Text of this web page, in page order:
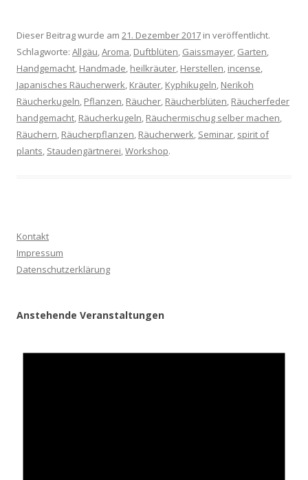
Dieser Beitrag wurde am 21. Dezember 2017 in veröffentlicht.
Schlagworte: Allgäu,Aroma, Duftblüten, Gaissmayer, Garten,
Handgemacht, Handmade, heilkräuter, Herstellen, incense,
Japanisches Räucherwerk, Kräuter, Kyphikugeln, Nerikoh
Räucherkugeln, Pflanzen, Räucher, Räucherblüten, Räucherfeder
handgemacht, Räucherkugeln, Räuchermischug selber machen,
Räuchern, Räucherpflanzen, Räucherwerk, Seminar, spirit of
plants, Staudengärtnerei,Workshop.
Kontakt
Impressum
Datenschutzerklärung
Anstehende Veranstaltungen